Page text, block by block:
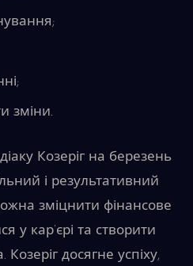
зміни.
Козеріг на березень
і результативний
зміцнити фінансове
у кар’єрі та створити
досягне успіху,